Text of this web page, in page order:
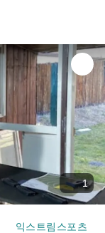
1
익스트림스포츠